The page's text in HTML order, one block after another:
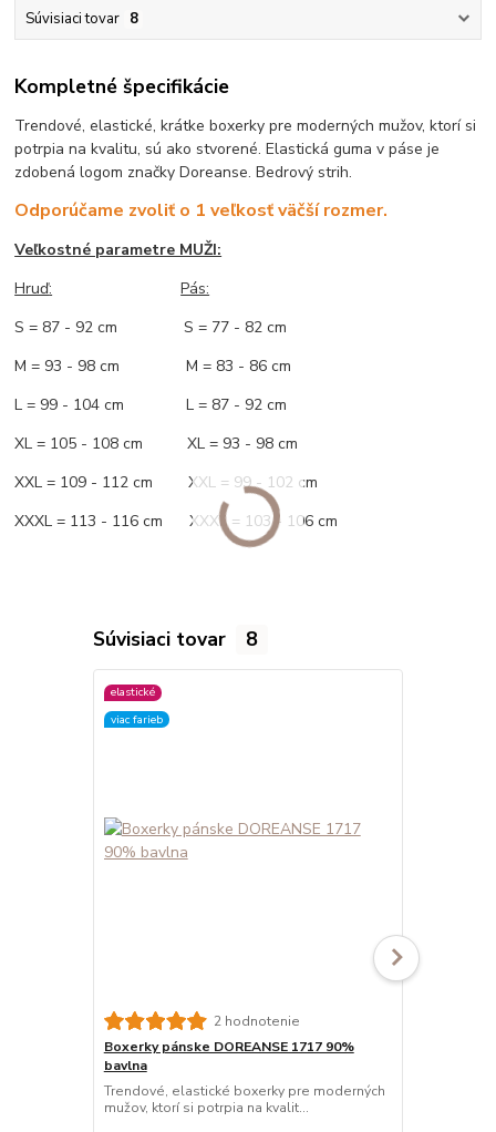
Súvisiaci tovar 8
Kompletné špecifikácie
Trendové, elastické, krátke boxerky pre moderných mužov, ktorí si
potrpia na kvalitu, sú ako stvorené. Elastická guma v páse je
zdobená logom značky Doreanse. Bedrový strih.
Odporúčame zvoliť o 1 veľkosť väčší rozmer.
Veľkostné parametre MUŽI:
Hruď:
Pás:
S = 87 - 92 cm S = 77 - 82 cm
M = 93 - 98 cm M = 83 - 86 cm
L = 99 - 104 cm L = 87 - 92 cm
XL = 105 - 108 cm XL = 93 - 98 cm
XXL = 109 - 112 cm XXL = 99 - 102 cm
XXXL = 113 - 116 cm XXXL = 103 - 106 cm
Súvisiaci tovar 8
elastické
viac farieb
2 hodnotenie
Boxerky pánske DOREANSE 1717 90%
bavlna
Trendové, elastické boxerky pre moderných
mužov, ktorí si potrpia na kvalit...